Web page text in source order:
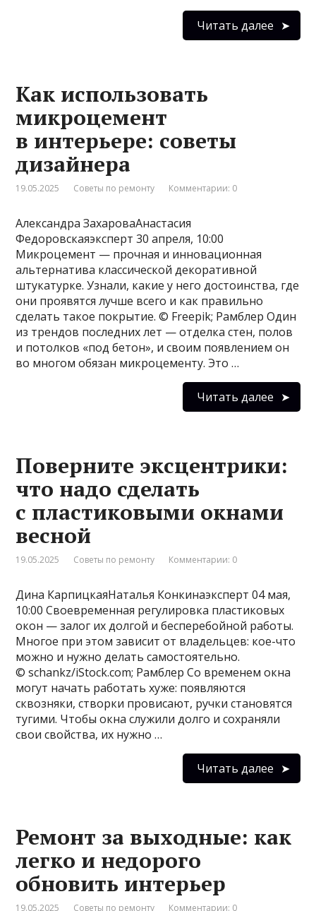
Читать далее
Как использовать
микроцемент
в интерьере: советы
дизайнера
19.05.2025 Советы по ремонту Комментарии: 0
Александра ЗахароваАнастасия
Федоровскаяэксперт 30 апреля, 10:00
Микроцемент — прочная и инновационная
альтернатива классической декоративной
штукатурке. Узнали, какие у него достоинства, где
они проявятся лучше всего и как правильно
сделать такое покрытие. © Freepik; Рамблер Один
из трендов последних лет — отделка стен, полов
и потолков «под бетон», и своим появлением он
во многом обязан микроцементу. Это …
Читать далее
Поверните эксцентрики:
что надо сделать
с пластиковыми окнами
весной
19.05.2025 Советы по ремонту Комментарии: 0
Дина КарпицкаяНаталья Конкинаэксперт 04 мая,
10:00 Своевременная регулировка пластиковых
окон — залог их долгой и бесперебойной работы.
Многое при этом зависит от владельцев: кое-что
можно и нужно делать самостоятельно.
© schankz/iStock.com; Рамблер Со временем окна
могут начать работать хуже: появляются
сквозняки, створки провисают, ручки становятся
тугими. Чтобы окна служили долго и сохраняли
свои свойства, их нужно …
Читать далее
Ремонт за выходные: как
легко и недорого
обновить интерьер
19.05.2025 Советы по ремонту Комментарии: 0